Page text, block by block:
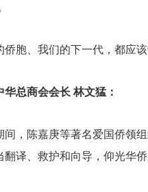
、我们的下一代，都应该
华总商会会长 林文猛：
陈嘉庚等著名爱国侨领组
翻译、救护和向导，仰光华